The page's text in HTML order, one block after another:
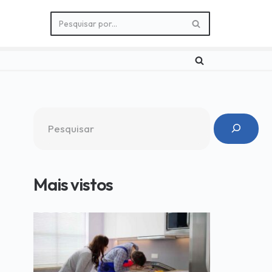
Mais vistos